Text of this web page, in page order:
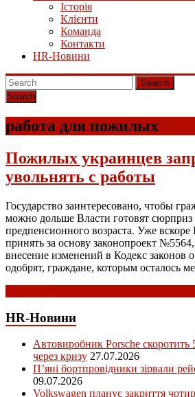
Історія
Клієнти
Команда
Контакти
HR-Новини
Search
работа для пожилых
Пожилых украинцев
увольнять с работы
Государство заинтересовано, чтобы
можно дольше Власти готовят
предпенсионного возраста. Уже
принять за основу законопроект
внесение изменений в Кодекс законов
одобрят, граждане, которым осталось
HR-Новини
Автовиробник Porsche скоротить
через кризу 27.07.2026
П’яні бортпровідники зірвали
09.07.2026
Volkswagen планує закриття